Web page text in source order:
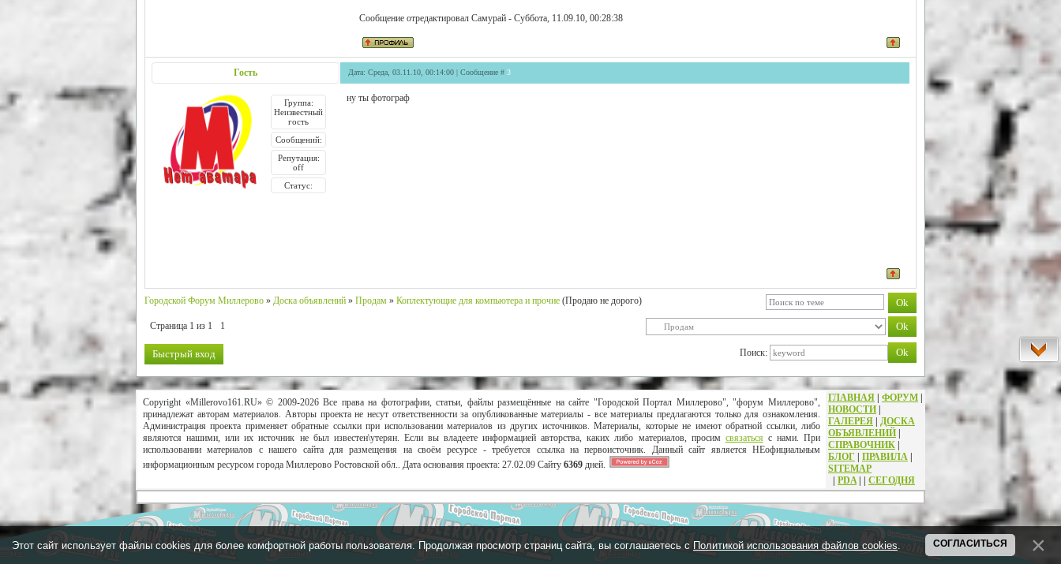
Сообщение отредактировал Самурай - Суббота, 11.09.10, 00:28:38
Гость Дата: Среда, 03.11.10, 00:14:00 | Сообщение # 3
Группа:
Неизвестный
гость
Сообщений:
Репутация:
off
Статус:
ну ты фотограф
Городской Форум Миллерово » Доска объявлений » Продам » Коплектующие для компьютера и прочие (Продаю не дорого)
Страница 1 из 1 1
Поиск:
Copyright «Millerovo161.RU» © 2009-2026 Все права на фотографии, статьи, файлы размещённые на сайте "Городской Портал Миллерово", "форум Миллерово",
принадлежат авторам материалов. Авторы проекта не несут ответственности за опубликованные материалы - все материалы предлагаются только для ознакомления.
Администрация проекта применяет обратные ссылки при использовании материалов из других источников. Материалы, которые не имеют обратной ссылки, либо
являются нашими, или их источник не был известен\утерян. Если вы владеете информацией авторства, каких либо материалов, просим связатьсяс нами. При
использовании материалов с нашего сайта для размещения на своём ресурсе - требуется ссылка на первоисточник. Данный сайт является НЕофициальным
информационным ресурсом города Миллерово Ростовской обл.. Дата основания проекта: 27.02.09 Сайту 6369 дней.
ГЛАВНАЯ ФОРУМ
НОВОСТИ
ГАЛЕРЕЯ
ДОСКА
ОБЪЯВЛЕНИЙ
СПРАВОЧНИК
БЛОГ
ПРАВИЛА
SITEMAP
PDA| СЕГОДНЯ
Этот сайт использует файлы cookies для более комфортной работы пользователя. Продолжая просмотр страниц сайта, вы соглашаетесь с Политикой использования файлов cookies СОГЛАСИТЬСЯ